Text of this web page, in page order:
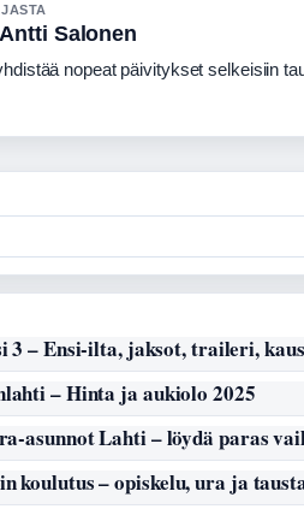
Salonen
nopeat päivitykset selkeisiin
3 – Ensi-ilta, jaksot, traileri,
– Hinta ja aukiolo 2025
asunnot Lahti – löydä paras
koulutus – opiskelu, ura ja